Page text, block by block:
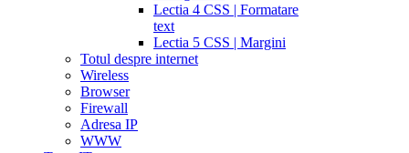
Lectia 4 CSS | Formatare
text
Lectia 5 CSS | Margini
Totul despre internet
Wireless
Browser
Firewall
Adresa IP
WWW